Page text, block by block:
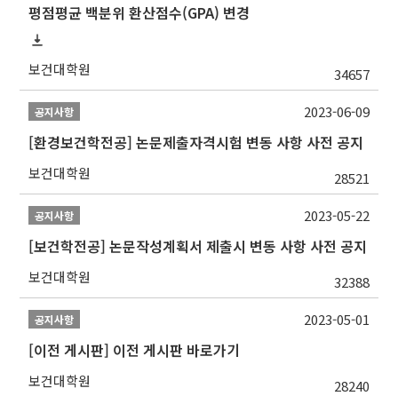
평점평균 백분위 환산점수(GPA) 변경
보건대학원 34657
공지사항
[환경보건학전공] 논문제출자격시험 변동 사항 사전 공지
보건대학원 28521
2023-06-09
공지사항
[보건학전공] 논문작성계획서 제출시 변동 사항 사전 공지
보건대학원 32388
2023-05-22
공지사항
[이전 게시판] 이전 게시판 바로가기
보건대학원 28240
2023-05-01